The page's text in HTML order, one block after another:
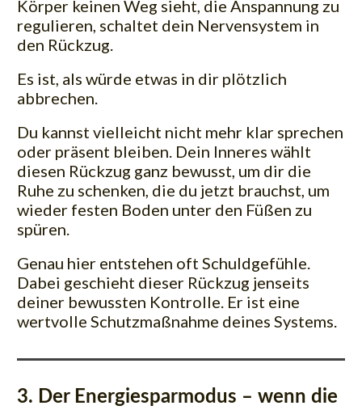
Körper keinen Weg sieht, die Anspannung zu
regulieren, schaltet dein Nervensystem in
den Rückzug.
Es ist, als würde etwas in dir plötzlich
abbrechen.
Du kannst vielleicht nicht mehr klar sprechen
oder präsent bleiben. Dein Inneres wählt
diesen Rückzug ganz bewusst, um dir die
Ruhe zu schenken, die du jetzt brauchst, um
wieder festen Boden unter den Füßen zu
spüren.
Genau hier entstehen oft Schuldgefühle.
Dabei geschieht dieser Rückzug jenseits
deiner bewussten Kontrolle. Er ist eine
wertvolle Schutzmaßnahme deines Systems.
3. Der Energiesparmodus – wenn die